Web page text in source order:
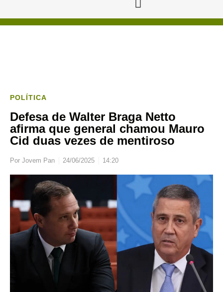
POLÍTICA
Defesa de Walter Braga Netto
afirma que general chamou Mauro
Cid duas vezes de mentiroso
Por Jovem Pan 24/06/2025 14:20